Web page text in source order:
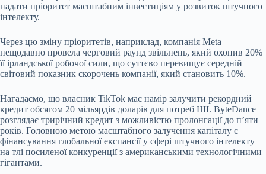
надати пріоритет масштабним інвестиціям у розвиток штучного
інтелекту.
Через цю зміну пріоритетів, наприклад, компанія Meta
нещодавно провела черговий раунд звільнень, який охопив 20%
її ірландської робочої сили, що суттєво перевищує середній
світовий показник скорочень компанії, який становить 10%.
Нагадаємо, що власник TikTok має намір залучити рекордний
кредит обсягом 20 мільярдів доларів для потреб ШІ. ByteDance
розглядає трирічний кредит з можливістю пролонгації до п’яти
років. Головною метою масштабного залучення капіталу є
фінансування глобальної експансії у сфері штучного інтелекту
на тлі посиленої конкуренції з американськими технологічними
гігантами.